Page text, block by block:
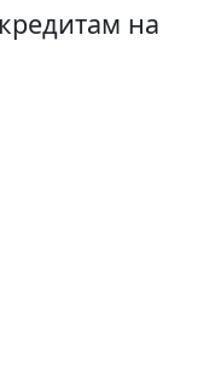
на